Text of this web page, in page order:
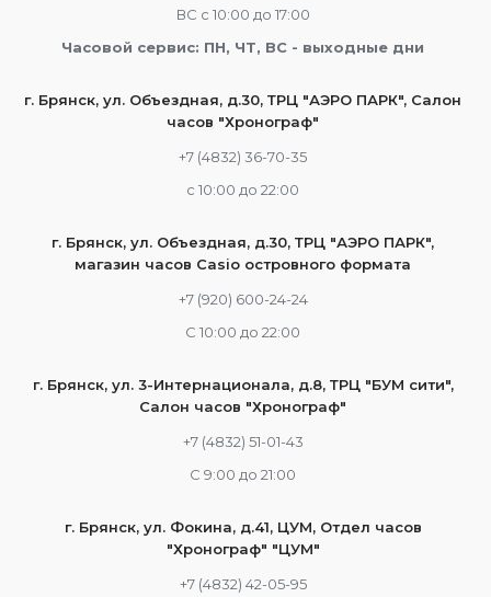
ВС с 10:00 до 17:00
Часовой сервис: ПН, ЧТ, ВС - выходные дни
г. Брянск, ул. Объездная, д.30, ТРЦ "АЭРО ПАРК", Салон
часов "Хронограф"
+7 (4832) 36-70-35
c 10:00 до 22:00
г. Брянск, ул. Объездная, д.30, ТРЦ "АЭРО ПАРК",
магазин часов Casio островного формата
+7 (920) 600-24-24
С 10:00 до 22:00
г. Брянск, ул. 3-Интернационала, д.8, ТРЦ "БУМ сити",
Салон часов "Хронограф"
+7 (4832) 51-01-43
С 9:00 до 21:00
г. Брянск, ул. Фокина, д.41, ЦУМ, Отдел часов
"Хронограф" "ЦУМ"
+7 (4832) 42-05-95